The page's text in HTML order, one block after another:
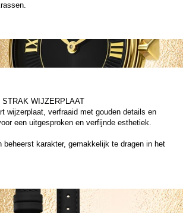
WIJZERPLAAT
wijzerplaat, verfraaid met gouden details en
een uitgesproken en verfijnde esthetiek.
beheerst karakter, gemakkelijk te dragen in het